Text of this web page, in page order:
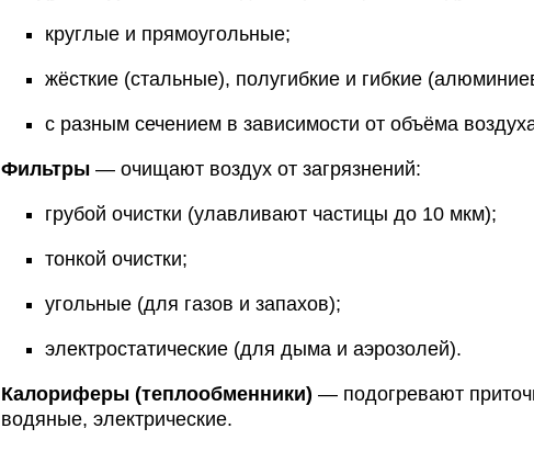
круглые и прямоугольные;
жёсткие (стальные), полугибкие и гибкие
с разным сечением в зависимости от объёма
Фильтры — очищают воздух от загрязнений:
грубой очистки (улавливают частицы до 10 мкм);
тонкой очистки;
угольные (для газов и запахов);
электростатические (для дыма и аэрозолей).
Калориферы (теплообменники) — подогревают
водяные, электрические.